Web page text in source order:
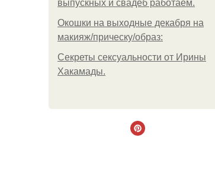
выпускных и свадеб работаем.
Окошки на выходные декабря на
макияж/прическу/образ:
Секреты сексуальности от Ирины
Хакамады.